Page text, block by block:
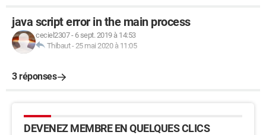
java script error in the main process
ceciel2307- 6 sept. 2019 à 14:53
Thibaut-25 mai 2020 à 11:05
3 réponses
DEVENEZ MEMBRE EN QUELQUES CLICS